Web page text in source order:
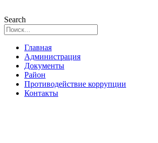
Search
Главная
Администрация
Документы
Район
Противодействие коррупции
Контакты